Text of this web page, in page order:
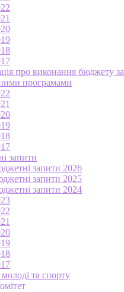
про виконання бюджету за
програмами
запити
запити 2026
запити 2025
запити 2024
молоді та спорту